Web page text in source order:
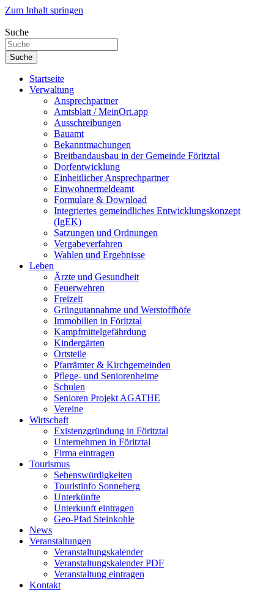
Zum Inhalt springen
Suche
Suche
Startseite
Verwaltung
Ansprechpartner
Amtsblatt / MeinOrt.app
Ausschreibungen
Bauamt
Bekanntmachungen
Breitbandausbau in der Gemeinde Föritztal
Dorfentwicklung
Einheitlicher Ansprechpartner
Einwohnermeldeamt
Formulare & Download
Integriertes gemeindliches Entwicklungskonzept
(IgEK)
Satzungen und Ordnungen
Vergabeverfahren
Wahlen und Ergebnisse
Leben
Ärzte und Gesundheit
Feuerwehren
Freizeit
Grüngutannahme und Werstoffhöfe
Immobilien in Föritztal
Kampfmittelgefährdung
Kindergärten
Ortsteile
Pfarrämter & Kirchgemeinden
Pflege- und Seniorenheime
Schulen
Senioren Projekt AGATHE
Vereine
Wirtschaft
Existenzgründung in Föritztal
Unternehmen in Föritztal
Firma eintragen
Tourismus
Sehenswürdigkeiten
Touristinfo Sonneberg
Unterkünfte
Unterkunft eintragen
Geo-Pfad Steinkohle
News
Veranstaltungen
Veranstaltungskalender
Veranstaltungskalender PDF
Veranstaltung eintragen
Kontakt